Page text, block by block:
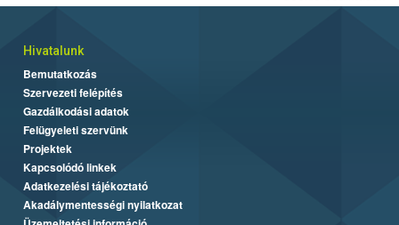
Hivatalunk
Bemutatkozás
Szervezeti felépítés
Gazdálkodási adatok
Felügyeleti szervünk
Projektek
Kapcsolódó linkek
Adatkezelési tájékoztató
Akadálymentességi nyilatkozat